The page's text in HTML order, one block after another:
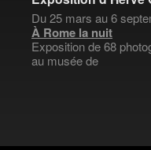
Du 25 mars au 6
À Rome la nuit
Exposition de 68
au musée de